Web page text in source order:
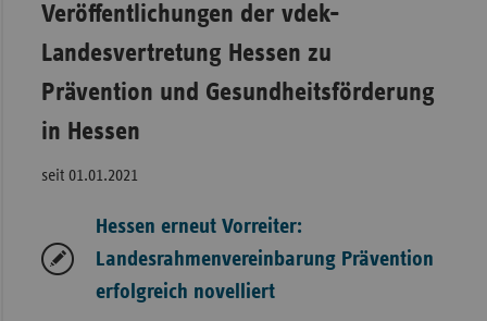
Veröffentlichungen der vdek-
Landesvertretung Hessen zu
Prävention und Gesundheitsförderung
in Hessen
seit 01.01.2021
Hessen erneut Vorreiter:
Landesrahmenvereinbarung Prävention
erfolgreich novelliert